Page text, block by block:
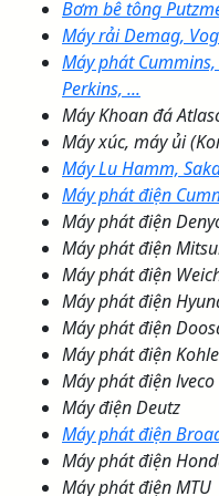
Bơm bê tông
Máy rải Demag,
Máy phát
Perkins, ...
Máy Khoan đá
Máy xúc, máy ủi
Máy Lu Hamm,
Máy phát điện
Máy phát điện
Máy phát điện
Máy phát điện
Máy phát điện
Máy phát điện
Máy phát điện
Máy phát điện lveco
Máy điện Deutz
Máy phát điện
Máy phát điện
Máy phát điện MTU